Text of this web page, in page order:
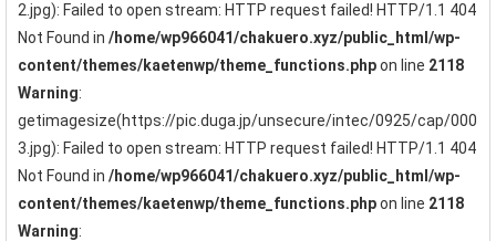
2.jpg): Failed to open stream: HTTP request failed! HTTP/1.1 404
Not Found in /home/wp966041/chakuero.xyz/public_html/wp-
content/themes/kaetenwp/theme_functions.phpon line 2118
Warning:
getimagesize(https://pic.duga.jp/unsecure/intec/0925/cap/000
3.jpg): Failed to open stream: HTTP request failed! HTTP/1.1 404
Not Found in /home/wp966041/chakuero.xyz/public_html/wp-
content/themes/kaetenwp/theme_functions.phpon line 2118
Warning: